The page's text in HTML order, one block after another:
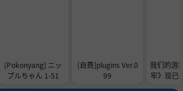
[Pokonyang] ニッ
プルちゃん 1-51
[自费]plugins Ver.0
99
我们的游
牢》现已